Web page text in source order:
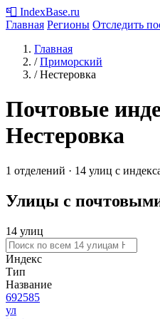
📮 IndexBase.ru
Главная Регионы Отследить
Главная
/ Приморский
/ Нестеровка
Почтовые
Нестеровка
1 отделений · 14 улиц с
Улицы с
14 улиц
Индекс
Тип
Название
692585
ул